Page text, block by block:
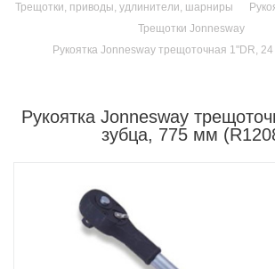
Трещотки, приводы, удлинители, шарниры
Трещотки Jonnesway
Рукоятка Jonnesway трещоточная 1"DR,
Рукоятка Jonnesway
зубца, 775 мм